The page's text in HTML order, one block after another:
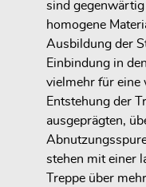
sind
homogene
Ausbildung der
Einbindung in
vielmehr für eine
Entstehung der
ausgeprägten,
stehen mit einer
Treppe über